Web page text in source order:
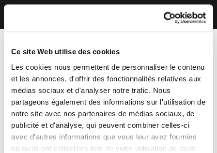
Ce site Web utilise des cookies
Les cookies nous permettent de personnaliser le contenu
et les annonces, d'offrir des fonctionnalités relatives aux
médias sociaux et d'analyser notre trafic. Nous
partageons également des informations sur l'utilisation de
notre site avec nos partenaires de médias sociaux, de
publicité et d'analyse, qui peuvent combiner celles-ci
avec d'autres informations que vous leur avez fournies
ou qu'ils ont collectées lors de votre utilisation de leurs